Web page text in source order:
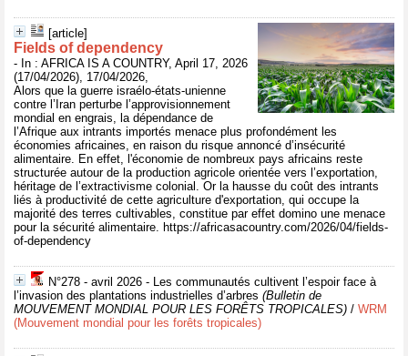
[article]
Fields of dependency
- In : AFRICA IS A COUNTRY, April 17, 2026
(17/04/2026), 17/04/2026,
Alors que la guerre israélo-états-unienne
contre l’Iran perturbe l’approvisionnement
mondial en engrais, la dépendance de
l’Afrique aux intrants importés menace plus profondément les
économies africaines, en raison du risque annoncé d’insécurité
alimentaire. En effet, l'économie de nombreux pays africains reste
structurée autour de la production agricole orientée vers l’exportation,
héritage de l’extractivisme colonial. Or la hausse du coût des intrants
liés à productivité de cette agriculture d'exportation, qui occupe la
majorité des terres cultivables, constitue par effet domino une menace
pour la sécurité alimentaire. https://africasacountry.com/2026/04/fields-
of-dependency
N°278 - avril 2026 - Les communautés cultivent l’espoir face à
l’invasion des plantations industrielles d’arbres (Bulletin de
MOUVEMENT MONDIAL POUR LES FORÊTS TROPICALES) / WRM
(Mouvement mondial pour les forêts tropicales)